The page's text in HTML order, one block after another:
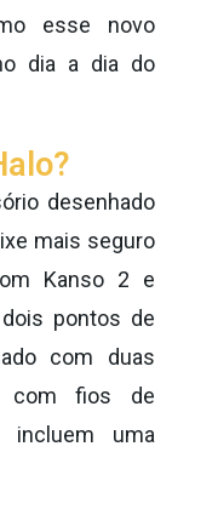
esse novo
dia a dia do
desenhado
mais seguro
Kanso 2 e
pontos de
com duas
com fios de
incluem uma